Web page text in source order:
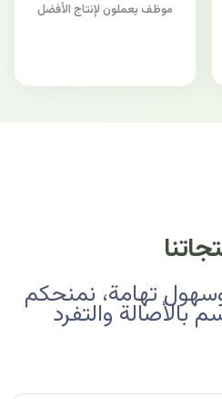
موظف يعملون لإنتاج الأفضل
تهامة، نمنحكم
بالأصالة والتفرد